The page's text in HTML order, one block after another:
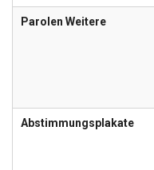
Parolen Weitere
Abstimmungsplakate